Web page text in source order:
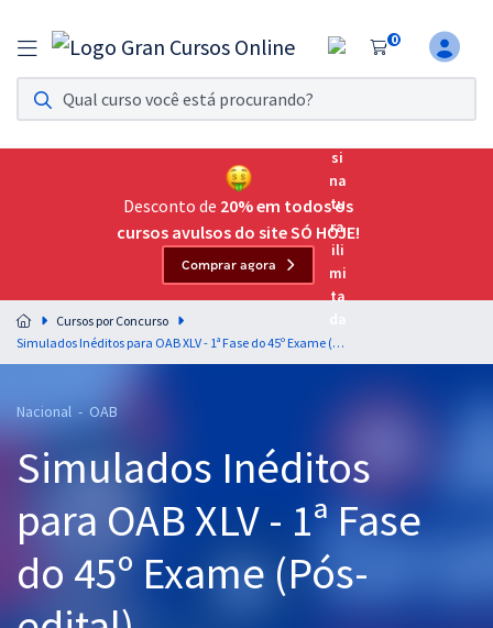
0
Assinatura Ilimitada 11
Acesso a todos os cursos. Teste grátis por 7 dias!
Assinatura OAB Até Passar
Acesso ilimitado a toda preparação para o Exame da
Residências Multiprofissionais
Preparação completa e intensiva para as principais
residências em saúde do Brasil
Cursos 20% OFF
Pós
Graduação
OAB
Desconto de 20% em todos os
cursos avulsos do site SÓ HOJE!
Comprar agora
Cursos por Concurso
Simulados Inéditos para OAB XLV - 1ª Fase do 45º Exame (Pós-edital)
Nacional - OAB
Simulados Inéditos
para OAB XLV - 1ª Fase
do 45º Exame (Pós-